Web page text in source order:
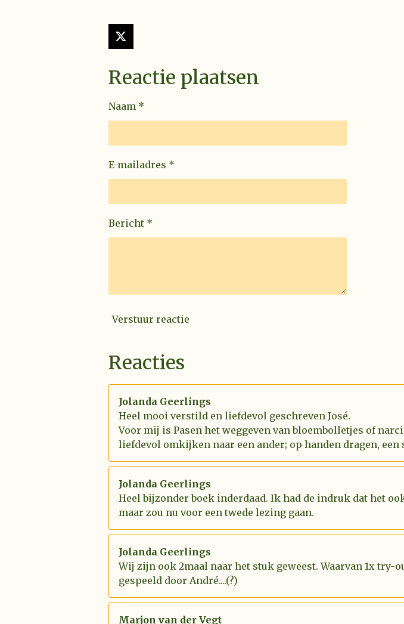
X
Reactie plaatsen
Naam *
E-mailadres *
Bericht *
Verstuur reactie
Reacties
Jolanda Geerlings
Heel mooi verstild en liefdevol geschreven José.
Voor mij is Pasen het weggeven van bloembolletjes of
liefdevol omkijken naar een ander; op handen dragen, een
Jolanda Geerlings
Heel bijzonder boek inderdaad. Ik had de indruk dat het
maar zou nu voor een twede lezing gaan.
Jolanda Geerlings
Wij zijn ook 2maal naar het stuk geweest. Waarvan 1x
gespeeld door André....(?)
Marjon van der Vegt